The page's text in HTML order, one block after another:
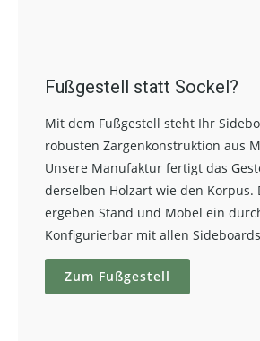
Fußgestell statt Sockel?
Mit dem Fußgestell steht Ihr
robusten Zargenkonstruktion aus
Unsere Manufaktur fertigt das
derselben Holzart wie den Korpus.
ergeben Stand und Möbel ein
Konfigurierbar mit allen
Zum Fußgestell